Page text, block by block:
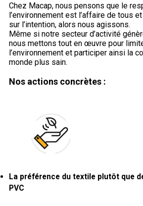
Chez Macap, nous pensons que le
l’environnement est l’affaire de tous
sur l’intention, alors nous agissons.
Même si notre secteur d’activité
nous mettons tout en œuvre pour
l’environnement et participer ainsi la
monde plus sain.
Nos actions concrètes :
La préférence du textile plutôt que
PVC